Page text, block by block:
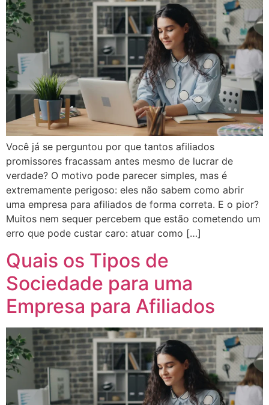
Você já se perguntou por que tantos afiliados
promissores fracassam antes mesmo de lucrar de
verdade? O motivo pode parecer simples, mas é
extremamente perigoso: eles não sabem como abrir
uma empresa para afiliados de forma correta. E o pior?
Muitos nem sequer percebem que estão cometendo um
erro que pode custar caro: atuar como […]
Quais os Tipos de
Sociedade para uma
Empresa para Afiliados